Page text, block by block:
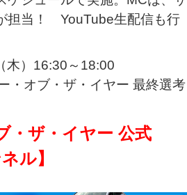
担当！ YouTube生配信も行
木）16:30～18:00
・オブ・ザ・イヤー 最終選考
・ザ・イヤー 公式
ル】